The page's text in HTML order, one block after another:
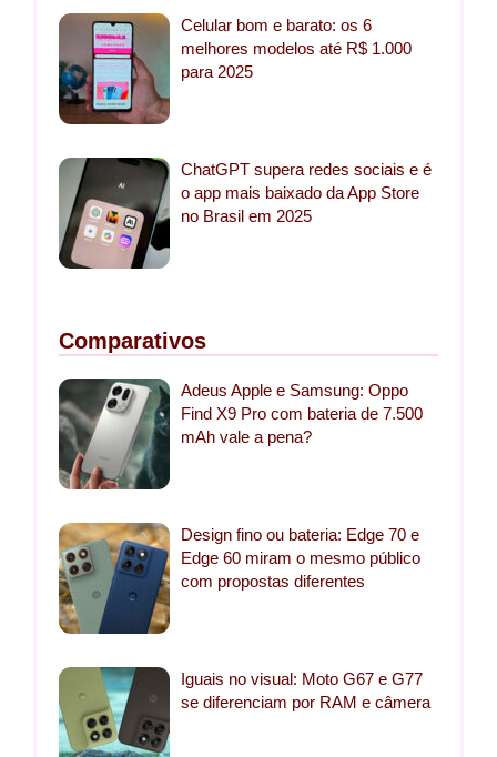
Celular bom e barato: os 6
melhores modelos até R$ 1.000
para 2025
ChatGPT supera redes sociais e é
o app mais baixado da App Store
no Brasil em 2025
Comparativos
Adeus Apple e Samsung: Oppo
Find X9 Pro com bateria de 7.500
mAh vale a pena?
Design fino ou bateria: Edge 70 e
Edge 60 miram o mesmo público
com propostas diferentes
Iguais no visual: Moto G67 e G77
se diferenciam por RAM e câmera